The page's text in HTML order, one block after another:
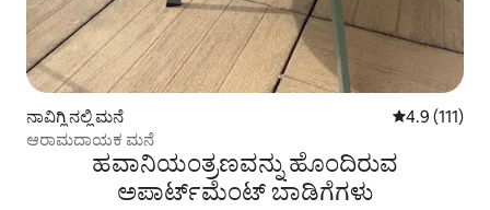
ನಾವಿಗ್ಲಿ ನಲ್ಲಿ ಮನೆ 5 ರಲ್ಲಿ 4.9
4.9 (111)
ಆರಾಮದಾಯಕ ಮನೆ
ಹವಾನಿಯಂತ್ರಣವನ್ನು ಹೊಂದಿರುವ
ಅಪಾರ್ಟ್‌ಮೆಂಟ್‌ ಬಾಡಿಗೆಗಳು